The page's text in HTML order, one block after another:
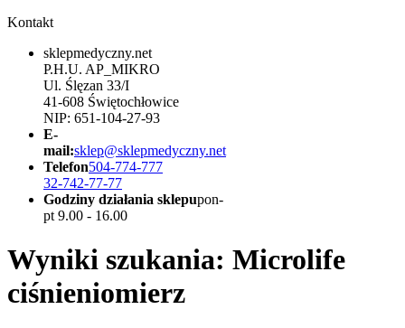
Kontakt
sklepmedyczny.net
P.H.U. AP_MIKRO
Ul. Ślęzan 33/I
41-608 Świętochłowice
NIP: 651-104-27-93
E-
mail:sklep@sklepmedyczny.net
Telefon504-774-777
32-742-77-77
Godziny działania sklepupon-
pt 9.00 - 16.00
Wyniki szukania: Microlife
ciśnieniomierz